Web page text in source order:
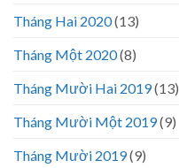
Tháng Hai 2020(13)
Tháng Một 2020(8)
Tháng Mười Hai 2019(13)
Tháng Mười Một 2019(9)
Tháng Mười 2019(9)